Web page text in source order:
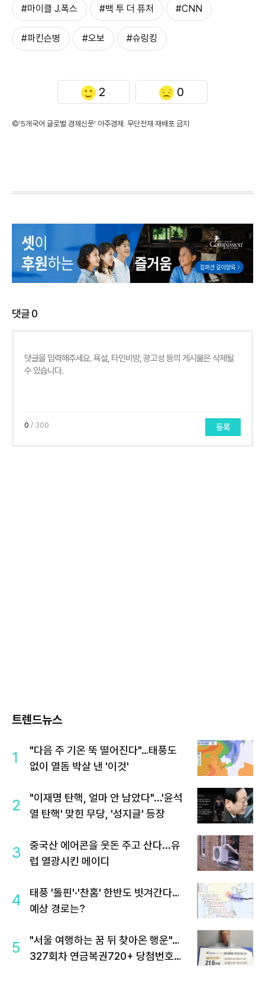
#마이클 J.폭스 #백 투 더 퓨처 #CNN
#파킨슨병 #오보 #슈링킹
2 0
©'5개국어 글로벌 경제신문' 아주경제. 무단전재·재배포 금지
댓글0
0 / 300 등록
트렌드뉴스
1
"다음 주 기온 뚝 떨어진다"…태풍도
없이 열돔 박살 낸 '이것'
2
"이재명 탄핵, 얼마 안 남았다"...'윤석
열 탄핵' 맞힌 무당, '성지글' 등장
3
중국산 에어콘을 웃돈 주고 산다...유
럽 열광시킨 메이디
4
태풍 '돌핀'·'찬홈' 한반도 빗겨간다…
예상 경로는?
5
"서울 여행하는 꿈 뒤 찾아온 행운"…
327회차 연금복권720+ 당첨번호조